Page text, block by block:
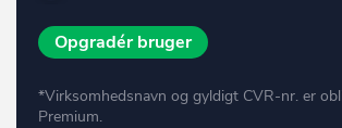
Opgradér bruger
*Virksomhedsnavn og gyldigt CVR-nr. er
Premium.